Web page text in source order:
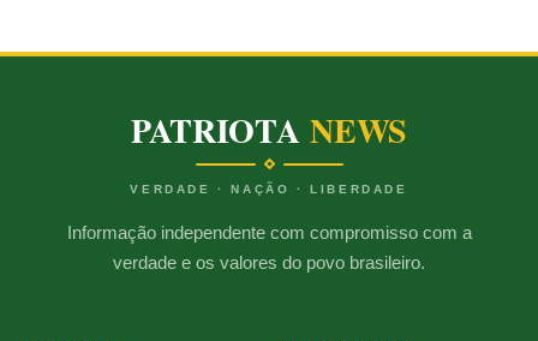
PATRIOTANEWS
VERDADE · NAÇÃO · LIBERDADE
Informação independente com compromisso com a
verdade e os valores do povo brasileiro.